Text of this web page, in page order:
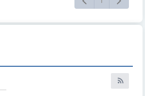
RSS